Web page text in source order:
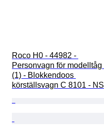
Roco H0 - 44982 -
Personvagn för modelltåg
(1) - Blokkendoos
körställsvagn C 8101 - NS